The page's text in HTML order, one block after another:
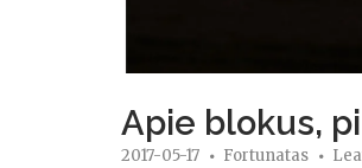
Apie blokus,
2017-05-17 Fortunatas